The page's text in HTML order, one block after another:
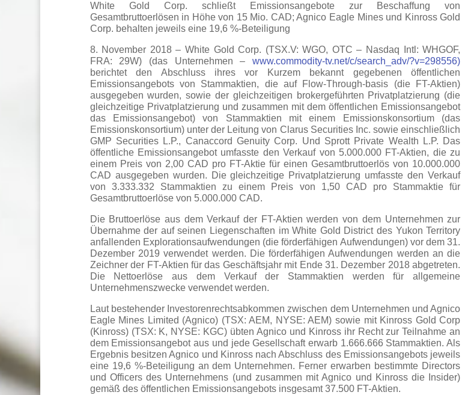
White Gold Corp. schließt Emissionsangebote zur Beschaffung von
Gesamtbruttoerlösen in Höhe von 15 Mio. CAD; Agnico Eagle Mines und Kinross Gold
Corp. behalten jeweils eine 19,6 %-Beteiligung
8. November 2018 – White Gold Corp. (TSX.V: WGO, OTC – Nasdaq Intl: WHGOF,
FRA: 29W) (das Unternehmen –www.commodity-tv.net/c/search_adv/?v=298556)
berichtet den Abschluss ihres vor Kurzem bekannt gegebenen öffentlichen
Emissionsangebots von Stammaktien, die auf Flow-Through-basis (die FT-Aktien)
ausgegeben wurden, sowie der gleichzeitigen brokergeführten Privatplatzierung (die
gleichzeitige Privatplatzierung und zusammen mit dem öffentlichen Emissionsangebot
das Emissionsangebot) von Stammaktien mit einem Emissionskonsortium (das
Emissionskonsortium) unter der Leitung von Clarus Securities Inc. sowie einschließlich
GMP Securities L.P., Canaccord Genuity Corp. Und Sprott Private Wealth L.P. Das
öffentliche Emissionsangebot umfasste den Verkauf von 5.000.000 FT-Aktien, die zu
einem Preis von 2,00 CAD pro FT-Aktie für einen Gesamtbruttoerlös von 10.000.000
CAD ausgegeben wurden. Die gleichzeitige Privatplatzierung umfasste den Verkauf
von 3.333.332 Stammaktien zu einem Preis von 1,50 CAD pro Stammaktie für
Gesamtbruttoerlöse von 5.000.000 CAD.
Die Bruttoerlöse aus dem Verkauf der FT-Aktien werden von dem Unternehmen zur
Übernahme der auf seinen Liegenschaften im White Gold District des Yukon Territory
anfallenden Explorationsaufwendungen (die förderfähigen Aufwendungen) vor dem 31.
Dezember 2019 verwendet werden. Die förderfähigen Aufwendungen werden an die
Zeichner der FT-Aktien für das Geschäftsjahr mit Ende 31. Dezember 2018 abgetreten.
Die Nettoerlöse aus dem Verkauf der Stammaktien werden für allgemeine
Unternehmenszwecke verwendet werden.
Laut bestehender Investorenrechtsabkommen zwischen dem Unternehmen und Agnico
Eagle Mines Limited (Agnico) (TSX: AEM, NYSE: AEM) sowie mit Kinross Gold Corp
(Kinross) (TSX: K, NYSE: KGC) übten Agnico und Kinross ihr Recht zur Teilnahme an
dem Emissionsangebot aus und jede Gesellschaft erwarb 1.666.666 Stammaktien. Als
Ergebnis besitzen Agnico und Kinross nach Abschluss des Emissionsangebots jeweils
eine 19,6 %-Beteiligung an dem Unternehmen. Ferner erwarben bestimmte Directors
und Officers des Unternehmens (und zusammen mit Agnico und Kinross die Insider)
gemäß des öffentlichen Emissionsangebots insgesamt 37.500 FT-Aktien.